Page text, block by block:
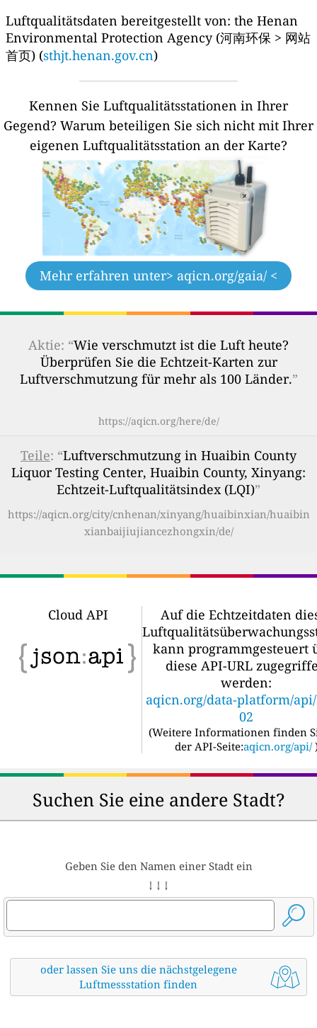
Luftqualitätsdaten bereitgestellt von: the Henan
Environmental Protection Agency (河南环保 > 网站
首页) (sthjt.henan.gov.cn)
Kennen Sie Luftqualitätsstationen in Ihrer
Gegend? Warum beteiligen Sie sich nicht mit Ihrer
eigenen Luftqualitätsstation an der Karte?
Mehr erfahren unter> aqicn.org/gaia/ <
Aktie: “Wie verschmutzt ist die Luft heute?
Überprüfen Sie die Echtzeit-Karten zur
Luftverschmutzung für mehr als 100 Länder.”
https://aqicn.org/here/de/
Teile: “Luftverschmutzung in Huaibin County
Liquor Testing Center, Huaibin County, Xinyang:
Echtzeit-Luftqualitätsindex (LQI)”
https://aqicn.org/city/cnhenan/xinyang/huaibinxian/huaibin
xianbaijiujiancezhongxin/de/
Cloud API
Auf die Echtzeitdaten
kann programmgesteuert
diese API-URL
werden:
aqicn.org/data-platform/
02
(Weitere Informationen finden
der API-Seite:aqicn.org/api/
Suchen Sie eine andere Stadt?
Geben Sie den Namen einer Stadt ein
↓ ↓ ↓
oder lassen Sie uns die nächstgelegene
Luftmessstation finden